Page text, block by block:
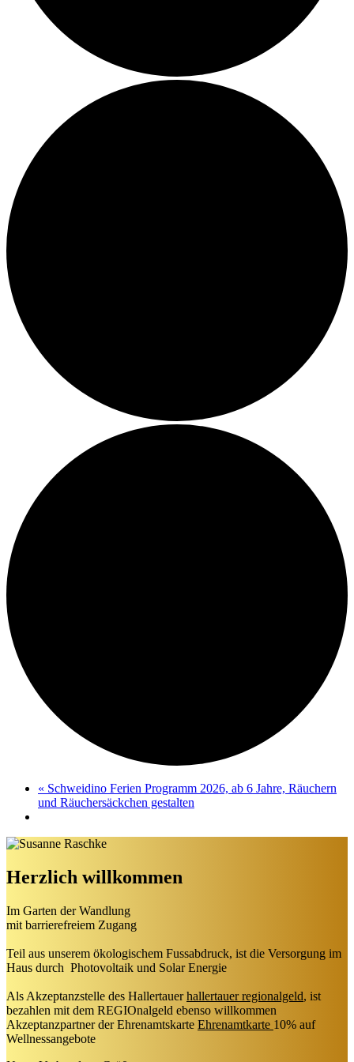
« Schweidino Ferien Programm 2026, ab 6 Jahre, Räuchern
und Räuchersäckchen gestalten
Herzlich willkommen
Im Garten der Wandlung
mit barrierefreiem Zugang
Teil aus unserem ökologischem Fussabdruck, ist die Versorgung im
Haus durch Photovoltaik und Solar Energie
Als Akzeptanzstelle des Hallertauerhallertauer regionalgeld, ist
bezahlen mit dem REGIOnalgeld ebenso willkommen
Akzeptanzpartner der Ehrenamtskarte Ehrenamtkarte 10% auf
Wellnessangebote